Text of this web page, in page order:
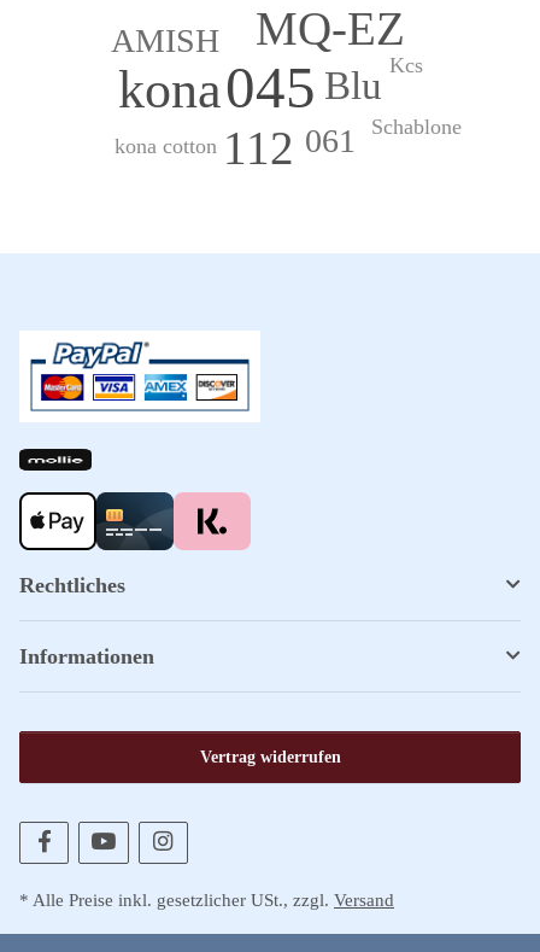
045
kona
MQ-EZ
112
Blu
AMISH
061
Kcs
Schablone
kona cotton
Rechtliches
Informationen
Vertrag widerrufen
* Alle Preise inkl. gesetzlicher USt., zzgl. Versand